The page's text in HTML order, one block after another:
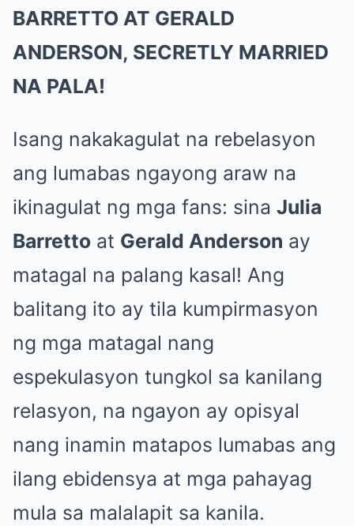
BARRETTO AT GERALD
ANDERSON, SECRETLY MARRIED
NA PALA!
Isang nakakagulat na rebelasyon
ang lumabas ngayong araw na
ikinagulat ng mga fans: sina Julia
Barretto at Gerald Anderson ay
matagal na palang kasal! Ang
balitang ito ay tila kumpirmasyon
ng mga matagal nang
espekulasyon tungkol sa kanilang
relasyon, na ngayon ay opisyal
nang inamin matapos lumabas ang
ilang ebidensya at mga pahayag
mula sa malalapit sa kanila.